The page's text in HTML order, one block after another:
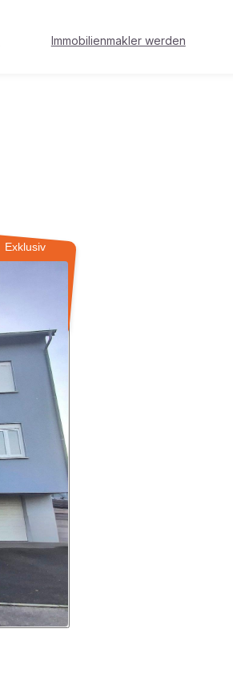
Immobilienmakler werden
Exklusiv